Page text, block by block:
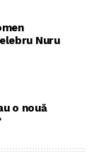
Nuru
o nouă